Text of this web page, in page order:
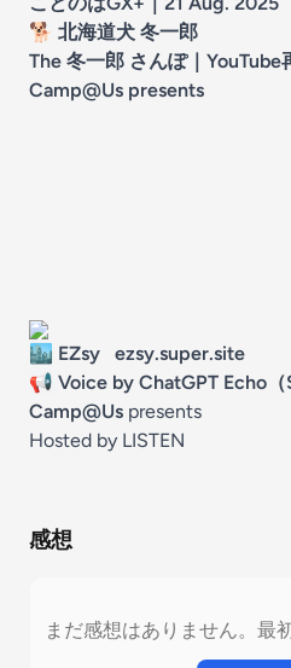
🐕 北海道犬 冬一郎
The 冬一郎 さんぽ｜YouTube
Camp@Us presents
🏙 EZsy ezsy.super.site
📢 Voice by ChatGPT Echo（
Camp@Us presents
Hosted by LISTEN
感想
まだ感想はありません。最